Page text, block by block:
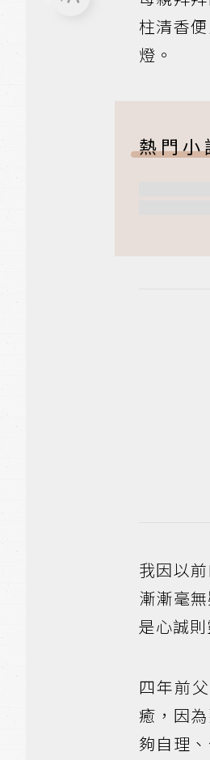
柱清香
燈。
熱門小
我因以
漸漸毫
是心誠
四年前
癒，因
夠自理